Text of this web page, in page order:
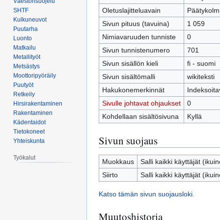
Oletuslajitteluavain
Sivun pituus (tavuina)
1 059
Nimiavaruuden tunniste
0
Sivun tunnistenumero
701
Sivun sisällön kieli
fi - suomi
Sivun sisältömalli
wikiteksti
Hakukonemerkinnät
Sivulle johtavat ohjaukset
0
Kohdellaan sisältösivuna
Kyllä
Sivun suojaus
Muokkaus
Salli kaikki käyttäjät
Siirto
Salli kaikki käyttäjät
Katso tämän sivun suojausloki.
Muutoshistoria
SHTF
Kulkuneuvot
Puutarha
Luonto
Matkailu
Metallityöt
Metsästys
Moottoripyöräily
Puutyöt
Retkeily
Hirsirakentaminen
Rakentaminen
Kädentaidot
Tietokoneet
Yhteiskunta
Työkalut